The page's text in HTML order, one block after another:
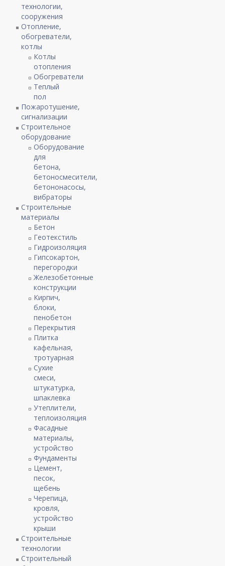
технологии,
сооружения
Отопление,
обогреватели,
котлы
Котлы
отопления
Обогреватели
Теплый
пол
Пожаротушение,
сигнализации
Строительное
оборудование
Оборудование
для
бетона,
бетоносмесители,
бетононасосы,
вибраторы
Строительные
материалы
Бетон
Геотекстиль
Гидроизоляция
Гипсокартон,
перегородки
Железобетонные
конструкции
Кирпич,
блоки,
пенобетон
Перекрытия
Плитка
кафельная,
тротуарная
Сухие
смеси,
штукатурка,
шпаклевка
Утеплители,
теплоизоляция
Фасадные
материалы,
устройство
Фундаменты
Цемент,
песок,
щебень
Черепица,
кровля,
устройство
крыши
Строительные
технологии
Строительный